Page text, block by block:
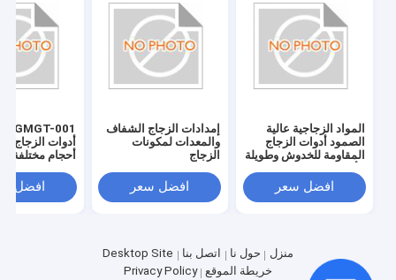
المواد الزجاجية عالية
الصمود أدوات الزجاج
المقاومة للخدوش وطويلة
افضل سعر
إمدادات الزجاج الشفاف
والمعدات لمكونات
الزجاج
افضل سعر
أدوات الزجاج
أحجام مختلفة
افضل
منزل حول نا اتصل بنا
Desktop Site
خريطة الموقع
Privacy Policy